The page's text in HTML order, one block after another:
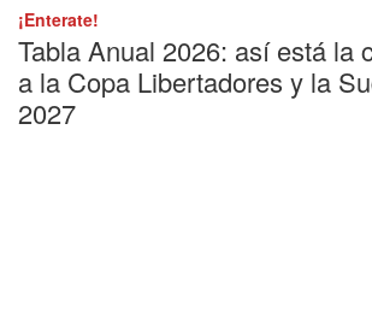
¡Enterate!
Tabla Anual 2026: así está la
a la Copa Libertadores y la
2027